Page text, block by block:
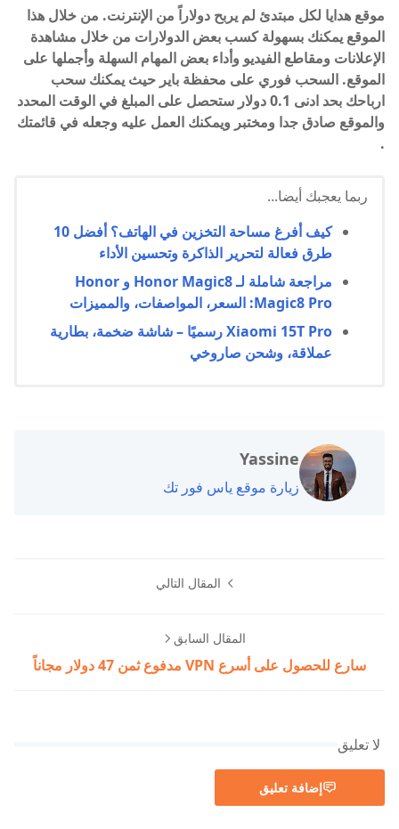
موقع هدايا لكل مبتدئ لم يربح دولاراً من الإنترنت. من خلال هذا
الموقع يمكنك بسهولة كسب بعض الدولارات من خلال مشاهدة
الإعلانات ومقاطع الفيديو وأداء بعض المهام السهلة وأجملها على
الموقع. السحب فوري على محفظة باير حيث يمكنك سحب
ارباحك بحد ادنى 0.1 دولار ستحصل على المبلغ في الوقت المحدد
والموقع صادق جدا ومختبر ويمكنك العمل عليه وجعله في قائمتك
.
ربما يعجبك أيضا...
كيف أفرغ مساحة التخزين في الهاتف؟ أفضل 10
طرق فعالة لتحرير الذاكرة وتحسين الأداء
مراجعة شاملة لـ Honor Magic8 و Honor
Magic8 Pro: السعر، المواصفات، والمميزات
Xiaomi 15T Pro رسميًا – شاشة ضخمة، بطارية
عملاقة، وشحن صاروخي
Yassine
زيارة موقع ياس فور تك
المقال التالي
المقال السابق
سارع للحصول على أسرع VPN مدفوع ثمن 47 دولار مجاناً
لا تعليق
إضافة تعليق